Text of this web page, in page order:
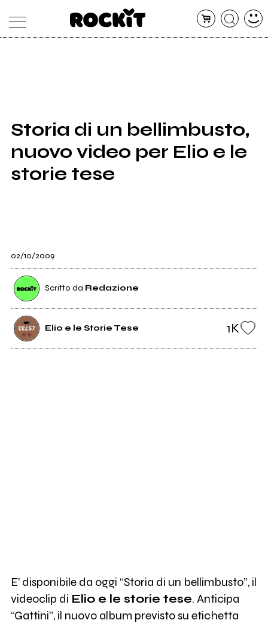
SHOP
RADIO
Storia di un bellimbusto,
nuovo video per Elio e le
storie tese
02/10/2009
Scritto da Redazione
Elio e le Storie Tese 1K
E' disponibile da oggi “Storia di un bellimbusto”, il
videoclip di Elio e le storie tese. Anticipa
“Gattini”, il nuovo album previsto su etichetta